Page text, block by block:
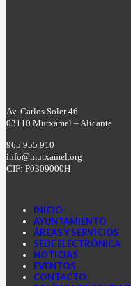
Av. Carlos Soler 46
03110 Mutxamel – Alicante
965 955 910
info@mutxamel.org
CIF: P0309000H
INICIO
AYUNTAMIENTO
ÁREAS Y SERVICIOS
SEDE ELECTRÓNICA
NOTICIAS
EVENTOS
CONTACTO